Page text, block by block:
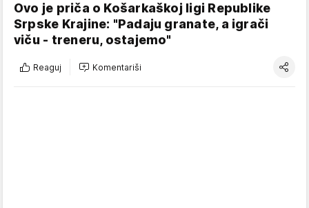
Ovo je priča o Košarkaškoj ligi Republike
Srpske Krajine: "Padaju granate, a igrači
viču - treneru, ostajemo"
Reaguj Komentariši